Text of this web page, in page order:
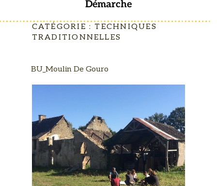
Démarche
CATÉGORIE : TECHNIQUES
TRADITIONNELLES
BU_Moulin De Gouro